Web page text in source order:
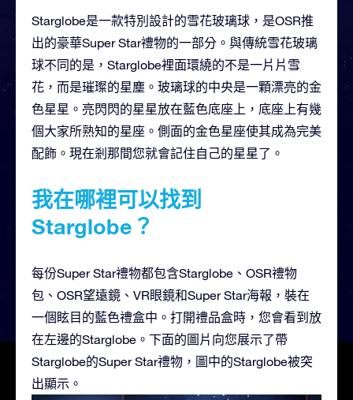
Starglobe是一款特別設計的雪花玻璃球，是OSR推
出的豪華Super Star禮物的一部分。與傳統雪花玻璃
球不同的是，Starglobe裡面環繞的不是一片片雪
花，而是璀璨的星塵。玻璃球的中央是一顆漂亮的金
色星星。亮閃閃的星星放在藍色底座上，底座上有幾
個大家所熟知的星座。側面的金色星座使其成為完美
配飾。現在剎那間您就會記住自己的星星了。
我在哪裡可以找到
Starglobe？
每份Super Star禮物都包含Starglobe、OSR禮物
包、OSR望遠鏡、VR眼鏡和Super Star海報，裝在
一個眩目的藍色禮盒中。打開禮品盒時，您會看到放
在左邊的Starglobe。下面的圖片向您展示了帶
Starglobe的Super Star禮物，圖中的Starglobe被突
出顯示。